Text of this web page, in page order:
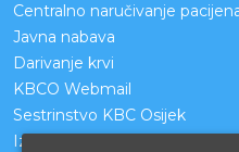
Centralno naručivanje
Javna nabava
Darivanje krvi
KBCO Webmail
Sestrinstvo KBC Osijek
Izjava o pristupačnosti